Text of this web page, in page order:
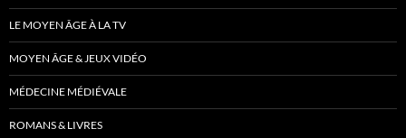
LE MOYEN ÂGE À LA TV
MOYEN ÂGE & JEUX VIDÉO
MÉDECINE MÉDIÉVALE
ROMANS & LIVRES